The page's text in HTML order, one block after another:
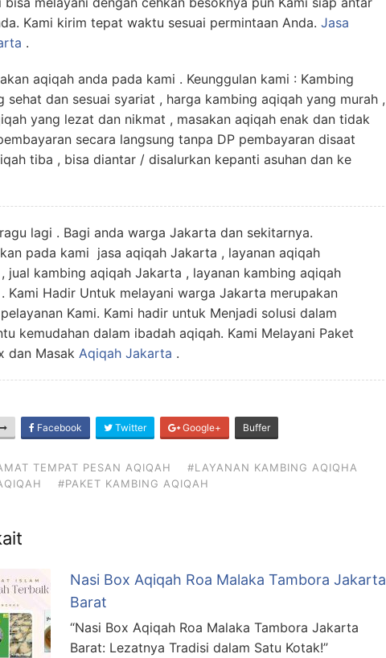
Kami kirim tepat waktu sesuai permintaan Anda. Jasa
.
aqiqah anda pada kami . Keunggulan kami : Kambing
sehat dan sesuai syariat , harga kambing aqiqah yang murah ,
yang lezat dan nikmat , masakan aqiqah enak dan tidak
secara langsung tanpa DP pembayaran disaat
tiba , bisa diantar / disalurkan kepanti asuhan dan ke
lagi . Bagi anda warga Jakarta dan sekitarnya.
pada kami jasa aqiqah Jakarta , layanan aqiqah
jual kambing aqiqah Jakarta , layanan kambing aqiqah
Kami Hadir Untuk melayani warga Jakarta merupakan
Kami. Kami hadir untuk Menjadi solusi dalam
kemudahan dalam ibadah aqiqah. Kami Melayani Paket
dan Masak Aqiqah Jakarta .
Facebook Twitter Google+ Buffer
TEMPAT PESAN AQIQAH
#LAYANAN KAMBING AQIQHA
#PAKET KAMBING AQIQAH
Nasi Box Aqiqah Roa Malaka Tambora Jakarta
Barat
“Nasi Box Aqiqah Roa Malaka Tambora Jakarta
Barat: Lezatnya Tradisi dalam Satu Kotak!”